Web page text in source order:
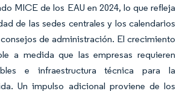
MICE de los EAU en 2024, lo que refleja
de las sedes centrales y los calendarios
de administración. El crecimiento
a medida que las empresas requieren
e infraestructura técnica para la
Un impulso adicional proviene de los